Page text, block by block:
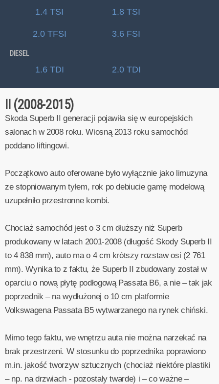
1.4 TSI 1.8 TSI
2.0 TFSI 3.6 FSI
DIESEL
1.6 TDI 2.0 TDI
II (2008-2015)
Skoda Superb II generacji pojawiła się w europejskich
salonach w 2008 roku. Wiosną 2013 roku samochód
poddano liftingowi.
Początkowo auto oferowane było wyłącznie jako limuzyna
ze stopniowanym tyłem, rok po debiucie gamę modelową
uzupełniło przestronne kombi.
Chociaż samochód jest o 3 cm dłuższy niż Superb
produkowany w latach 2001-2008 (długość Skody Superb II
to 4 838 mm), auto ma o 4 cm krótszy rozstaw osi (2 761
mm). Wynika to z faktu, że Superb II zbudowany został w
oparciu o nową płytę podłogową Passata B6, a nie – tak jak
poprzednik – na wydłużonej o 10 cm platformie
Volkswagena Passata B5 wytwarzanego na rynek chiński.
Mimo tego faktu, we wnętrzu auta nie można narzekać na
brak przestrzeni. W stosunku do poprzednika poprawiono
m.in. jakość tworzyw sztucznych (chociaż niektóre plastiki
– np. na drzwiach - pozostały twarde) i – co ważne –